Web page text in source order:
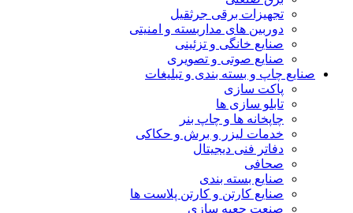
تجهیزات برقی جرثقیل
دوربین های مداربسته و امنیتی
صنایع خانگی و تزئینی
صنایع صوتی و تصویری
صنایع چاپ و بسته بندی و تبلیغات
پاکت سازی
تابلو سازی ها
چاپخانه ها و چاپ بنر
خدمات لیزر و برش و حکاکی
دفاتر فنی دیجیتال
صحافی
صنایع بسته بندی
صنایع کارتن و کارتن پلاست ها
صنعت جعبه سازی